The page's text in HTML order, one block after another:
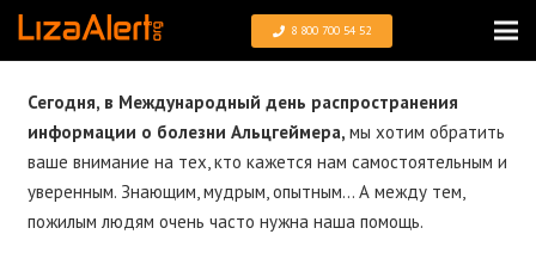
8 800 700 54 52
Сегодня, в Международный день распространения
информации о болезни Альцгеймера, мы хотим обратить
ваше внимание на тех, кто кажется нам самостоятельным и
уверенным. Знающим, мудрым, опытным… А между тем,
пожилым людям очень часто нужна наша помощь.